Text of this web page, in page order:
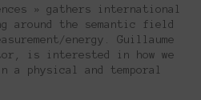
» gathers international
around the semantic field
energy. Guillaume
is interested in how we
a physical and temporal